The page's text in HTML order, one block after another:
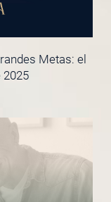
Metas: el
2025